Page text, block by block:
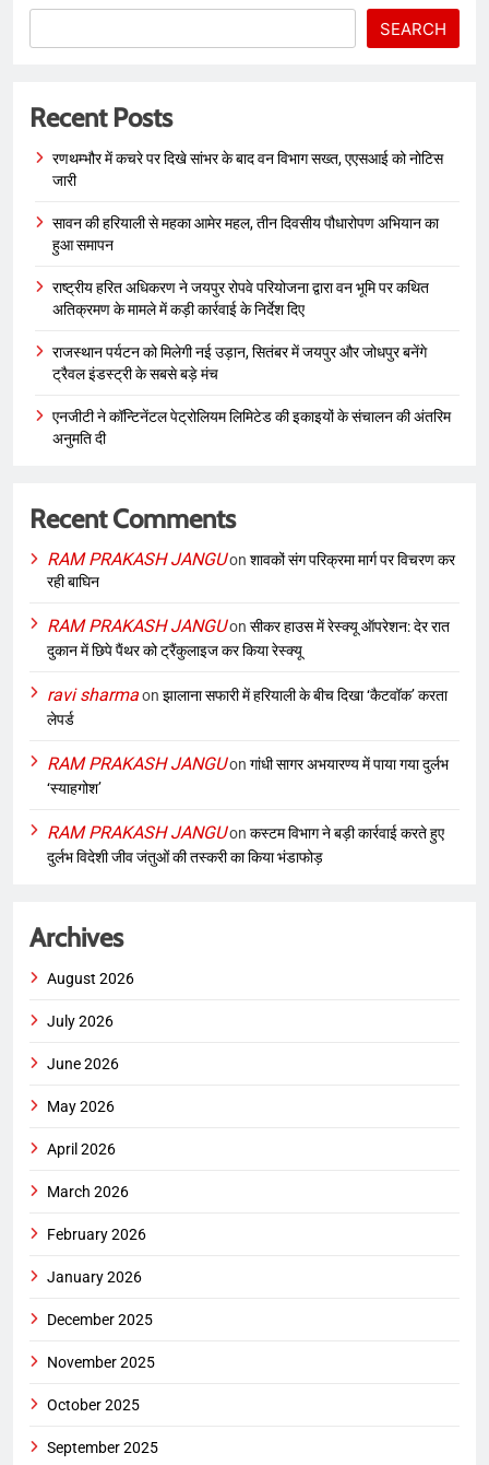
SEARCH
Recent Posts
रणथम्भौर में कचरे पर दिखे सांभर के बाद वन विभाग सख्त, एएसआई को नोटिस
जारी
सावन की हरियाली से महका आमेर महल, तीन दिवसीय पौधारोपण अभियान का
हुआ समापन
राष्ट्रीय हरित अधिकरण ने जयपुर रोपवे परियोजना द्वारा वन भूमि पर कथित
अतिक्रमण के मामले में कड़ी कार्रवाई के निर्देश दिए
राजस्थान पर्यटन को मिलेगी नई उड़ान, सितंबर में जयपुर और जोधपुर बनेंगे
ट्रैवल इंडस्ट्री के सबसे बड़े मंच
एनजीटी ने कॉन्टिनेंटल पेट्रोलियम लिमिटेड की इकाइयों के संचालन की अंतरिम
अनुमति दी
Recent Comments
RAM PRAKASH JANGUon शावकों संग परिक्रमा मार्ग पर विचरण कर
रही बाघिन
RAM PRAKASH JANGUon सीकर हाउस में रेस्क्यू ऑपरेशन: देर रात
दुकान में छिपे पैंथर को ट्रैंकुलाइज कर किया रेस्क्यू
ravi sharmaon झालाना सफारी में हरियाली के बीच दिखा ‘कैटवॉक’ करता
लेपर्ड
RAM PRAKASH JANGUon गांधी सागर अभयारण्य में पाया गया दुर्लभ
‘स्याहगोश’
RAM PRAKASH JANGUon कस्टम विभाग ने बड़ी कार्रवाई करते हुए
दुर्लभ विदेशी जीव जंतुओं की तस्करी का किया भंडाफोड़
Archives
August 2026
July 2026
June 2026
May 2026
April 2026
March 2026
February 2026
January 2026
December 2025
November 2025
October 2025
September 2025